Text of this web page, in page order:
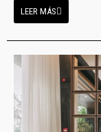
LEER MÁS